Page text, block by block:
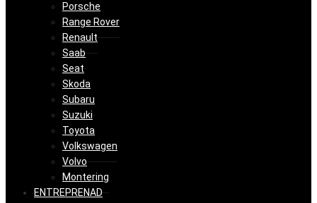
Porsche
Range Rover
Renault
Saab
Seat
Skoda
Subaru
Suzuki
Toyota
Volkswagen
Volvo
Montering
ENTREPRENAD